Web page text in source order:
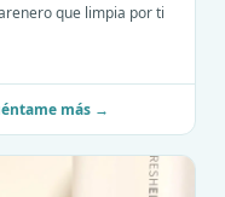
que limpia por ti
más →